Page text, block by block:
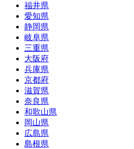
福井県
愛知県
静岡県
岐阜県
三重県
大阪府
兵庫県
京都府
滋賀県
奈良県
和歌山県
岡山県
広島県
島根県